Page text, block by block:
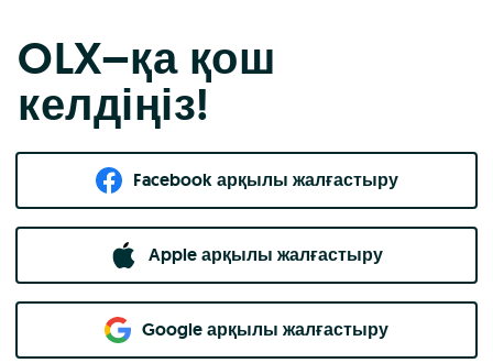
OLX–қа қош
келдіңіз!
Facebook арқылы жалғастыру
Apple арқылы жалғастыру
Google арқылы жалғастыру